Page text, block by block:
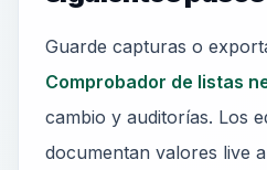
Guarde capturas o
Comprobador de listas
cambio y auditorías. Los
documentan valores live